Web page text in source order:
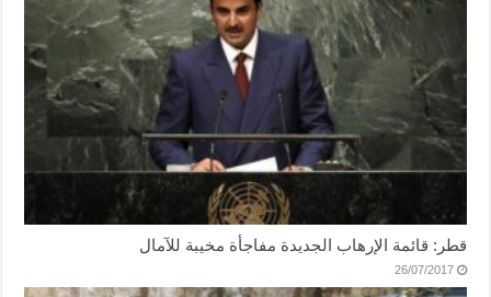
قطر: قائمة الإرهاب الجديدة مفاجأة مخيبة للآمال
26/07/2017